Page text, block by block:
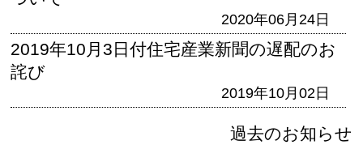
2020年06月24日
2019年10月3日付住宅産業新聞の遅配のお
詫び
2019年10月02日
過去のお知らせ